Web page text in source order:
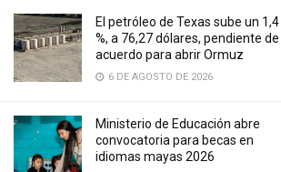
El petróleo de Texas sube un 1,4
%, a 76,27 dólares, pendiente de
acuerdo para abrir Ormuz
6 DE AGOSTO DE 2026
Ministerio de Educación abre
convocatoria para becas en
idiomas mayas 2026